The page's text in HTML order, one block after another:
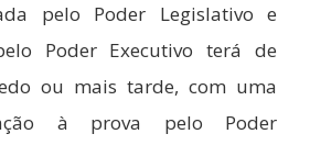
pelo Poder Legislativo e
Poder Executivo terá de
ou mais tarde, com uma
à prova pelo Poder